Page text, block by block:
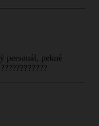
personál, pekné